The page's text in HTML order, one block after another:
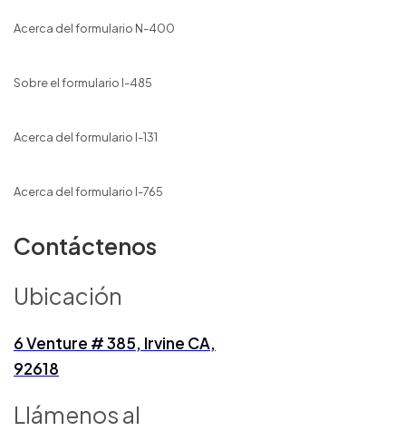
Acerca del formulario N-400
Sobre el formulario I-485
Acerca del formulario I-131
Acerca del formulario I-765
Contáctenos
Ubicación
6 Venture # 385, Irvine CA,
92618
Llámenos al